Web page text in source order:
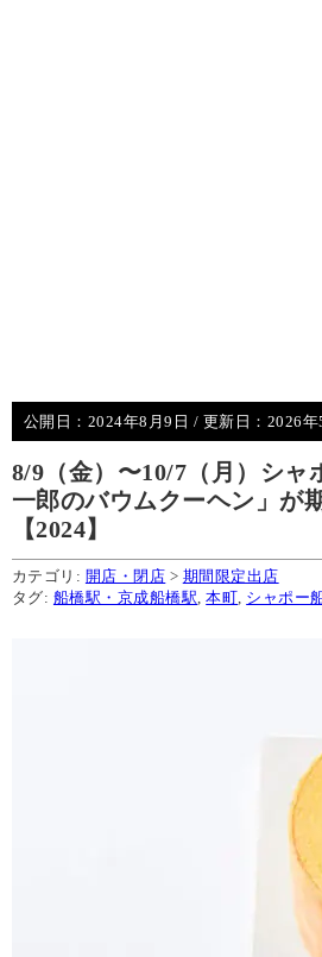
公開日： 2024年8月9日 / 更新日： 2026年
8/9（金）〜10/7（月）シャ
一郎のバウムクーヘン」が
【2024】
カテゴリ: 開店・閉店 > 期間限定出店
タグ: 船橋駅・京成船橋駅 ,本町 シャポー